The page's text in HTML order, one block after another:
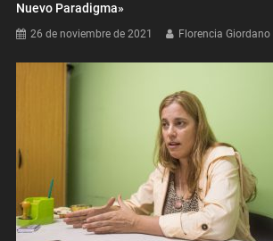
Nuevo Paradigma»
26 de noviembre de 2021 Florencia Giordano